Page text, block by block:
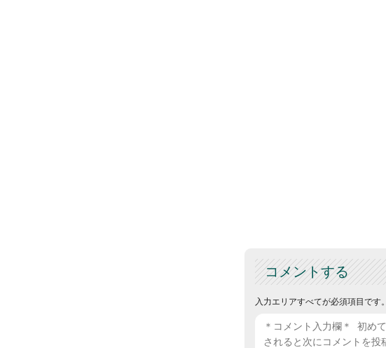
コメントする
入力エリアすべてが必須項目です